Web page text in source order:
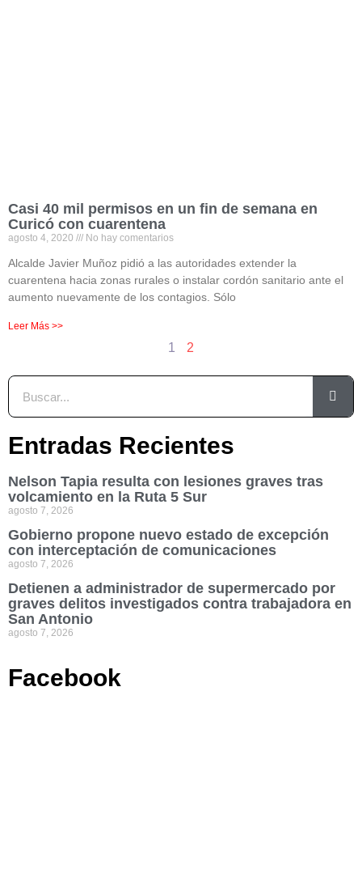
Casi 40 mil permisos en un fin de semana en
Curicó con cuarentena
agosto 4, 2020 No hay comentarios
Alcalde Javier Muñoz pidió a las autoridades extender la
cuarentena hacia zonas rurales o instalar cordón sanitario ante el
aumento nuevamente de los contagios. Sólo
Leer Más >>
1 2
Entradas Recientes
Nelson Tapia resulta con lesiones graves tras
volcamiento en la Ruta 5 Sur
agosto 7, 2026
Gobierno propone nuevo estado de excepción
con interceptación de comunicaciones
agosto 7, 2026
Detienen a administrador de supermercado por
graves delitos investigados contra trabajadora en
San Antonio
agosto 7, 2026
Facebook